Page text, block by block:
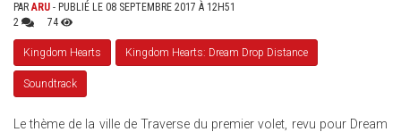
PARARU - PUBLIÉ LE 08 SEPTEMBRE 2017 À 12H51
2
74
Kingdom Hearts Kingdom Hearts: Dream Drop Distance
Soundtrack
Le thème de la ville de Traverse du premier volet, revu pour Dream